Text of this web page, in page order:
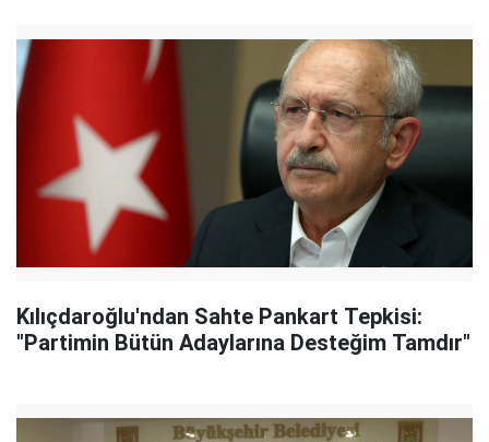
Kılıçdaroğlu'ndan Sahte Pankart Tepkisi:
"Partimin Bütün Adaylarına Desteğim Tamdır"